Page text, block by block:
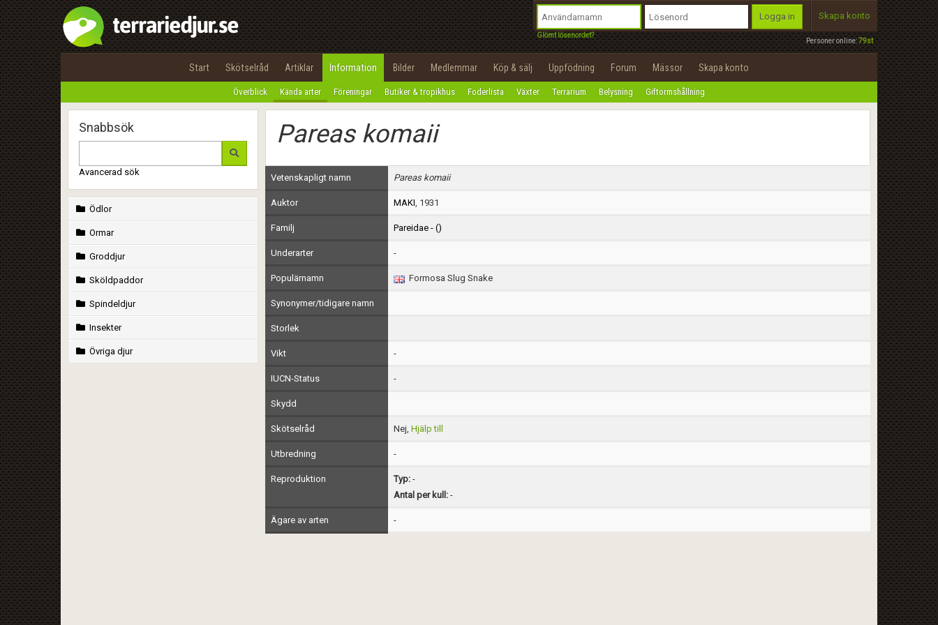
Personer online:79st
Logga in
Glömt lösenordet?
Skapa konto
Start Skötselråd Artiklar Information Bilder Medlemmar Köp & sälj Uppfödning Forum Mässor Skapa konto
Överblick Kända arter Föreningar Butiker & tropikhus Foderlista Växter Terrarium Belysning Giftormshållning
Snabbsök
Avancerad sök
Ödlor
Ormar
Groddjur
Sköldpaddor
Spindeldjur
Insekter
Övriga djur
Pareas komaii
Vetenskapligt namn Pareas komaii
Auktor MAKI, 1931
Familj Pareidae - ()
Underarter -
Populärnamn Formosa Slug Snake
Synonymer/tidigare namn
Storlek
Vikt -
IUCN-Status -
Skydd
Skötselråd Nej, Hjälp till
Utbredning -
Reproduktion Typ:-
Antal per kull:-
Ägare av arten -
Utför
100%
OK
integritetspolicy
Namn:
Epost:
Användarnamn:
Lösenord:
Privacy Policy
Terms of Service
Begär nytt lösenord
Tillbaka till förstasidan